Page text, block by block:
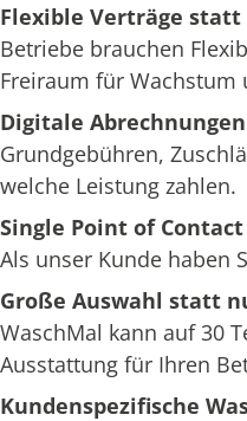
Flexible Verträge
Betriebe brauchen
Freiraum für Wachstum
Digitale
Grundgebühren,
welche Leistung zahlen.
Single Point of
Als unser Kunde haben
Große Auswahl statt
WaschMal kann auf 30
Ausstattung für Ihren
Kundenspezifische